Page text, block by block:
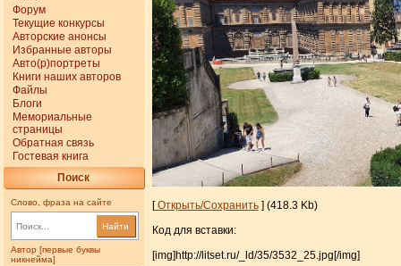
Форум
Текущие конкурсы
Авторские анонсы
Избранные авторы
Авто(р)портреты
Книги наших авторов
Файлы
Блоги
Мемориальные
страницы
Обратная связь
Гостевая книга
Поиск
Слово, фраза на сайте
Найти
Автор [первые буквы
никнейма]
[Открыть/Сохранить] (418.3 Kb)
Код для вставки:
[img]http://litset.ru/_ld/35/3532_25.jpg[/img]